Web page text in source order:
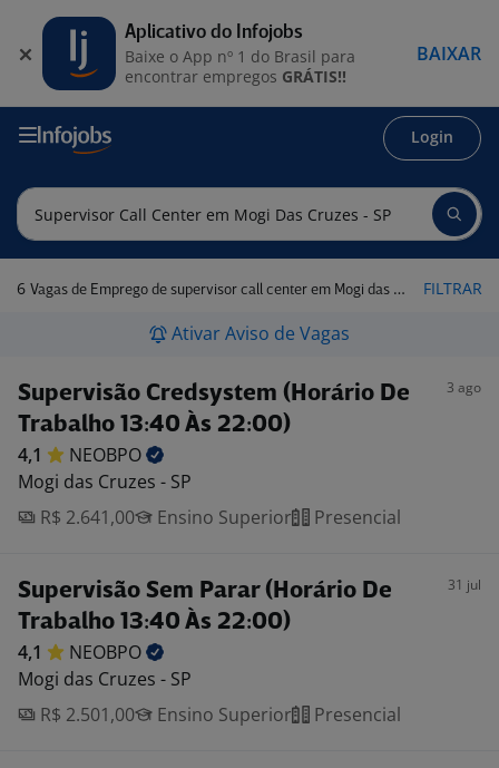
Login
6 Vagas de Emprego de supervisor call center em Mogi das Cruzes - SP FILTRAR
Ativar Aviso de Vagas
Supervisão Credsystem (Horário De
Trabalho 13:40 Às 22:00)
3 ago
4,1
NEOBPO
Mogi das Cruzes - SP
R$ 2.641,00
Ensino Superior Presencial
Supervisão Sem Parar (Horário De
Trabalho 13:40 Às 22:00)
31 jul
4,1
NEOBPO
Mogi das Cruzes - SP
R$ 2.501,00
Ensino Superior Presencial
Aplicativo do Infojobs
Baixe o App nº 1 do Brasil para
encontrar empregos GRÁTIS!!
BAIXAR